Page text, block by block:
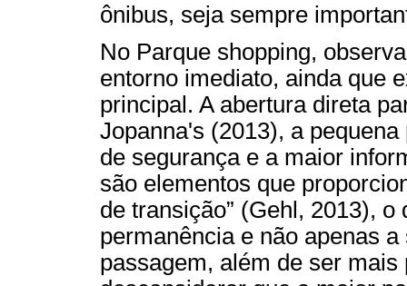
ônibus, seja sempre
No Parque shopping,
entorno imediato, ainda que
principal. A abertura direta
Jopanna's (2013), a
de segurança e a maior
são elementos que
de transição” (Gehl, 2013),
permanência e não apenas
passagem, além de ser mais